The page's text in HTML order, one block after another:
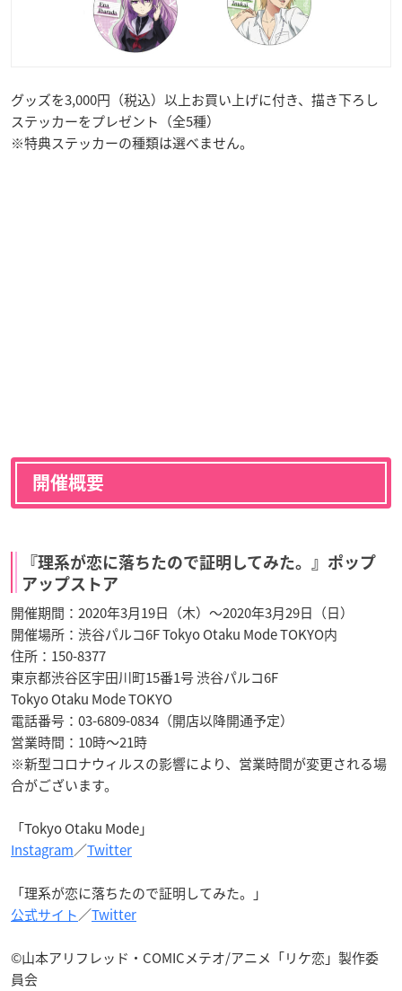
グッズを3,000円（税込）以上お買い上げに付き、描き下ろし
ステッカーをプレゼント（全5種）
※特典ステッカーの種類は選べません。
開催概要
『理系が恋に落ちたので証明してみた。』ポップ
アップストア
開催期間：2020年3月19日（木）〜2020年3月29日（日）
開催場所：渋谷パルコ6F Tokyo Otaku Mode TOKYO内
住所：150-8377
東京都渋谷区宇田川町15番1号 渋谷パルコ6F
Tokyo Otaku Mode TOKYO
電話番号：03-6809-0834（開店以降開通予定）
営業時間：10時〜21時
※新型コロナウィルスの影響により、営業時間が変更される場
合がございます。
「Tokyo Otaku Mode」
Instagram／Twitter
「理系が恋に落ちたので証明してみた。」
公式サイト／Twitter
©山本アリフレッド・COMICメテオ/アニメ「リケ恋」製作委
員会